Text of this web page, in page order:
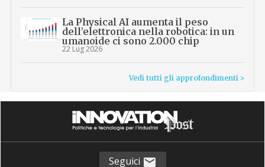
La Physical AI aumenta il peso
dell’elettronica nella robotica: in un
umanoide ci sono 2.000 chip
22 Lug 2026
Vedi tutti gli approfondimenti >
Seguici